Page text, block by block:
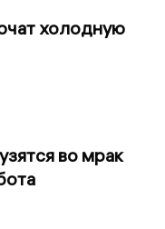
холодную
во мрак